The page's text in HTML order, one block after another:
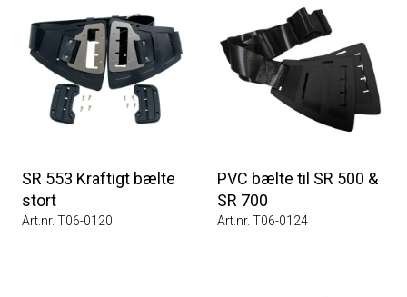
SR 553 Kraftigt bælte
stort
Art.nr. T06-0120
PVC bælte til SR 500 &
SR 700
Art.nr. T06-0124